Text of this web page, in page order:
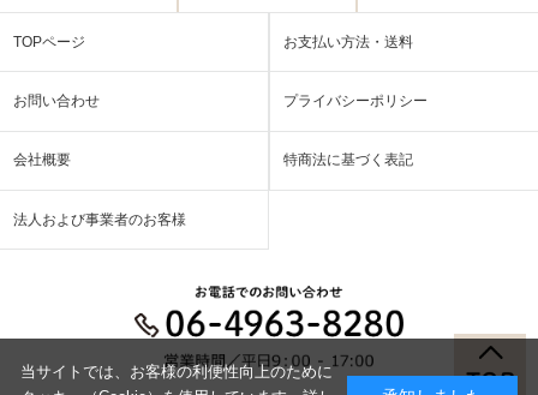
TOPページ お支払い方法・送料
お問い合わせ プライバシーポリシー
会社概要 特商法に基づく表記
法人および事業者のお客様
当サイトでは、お客様の利便性向上のために